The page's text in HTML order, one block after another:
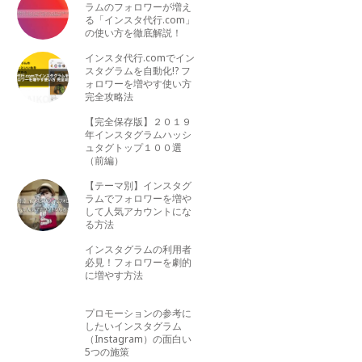
ラムのフォロワーが増え
る「インスタ代行.com」
の使い方を徹底解説！
インスタ代行.comでイン
スタグラムを自動化!? フ
ォロワーを増やす使い方
完全攻略法
【完全保存版】２０１９
年インスタグラムハッシ
ュタグトップ１００選
（前編）
【テーマ別】インスタグ
ラムでフォロワーを増や
して人気アカウントにな
る方法
インスタグラムの利用者
必見！フォロワーを劇的
に増やす方法
プロモーションの参考に
したいインスタグラム
（Instagram）の面白い
5つの施策